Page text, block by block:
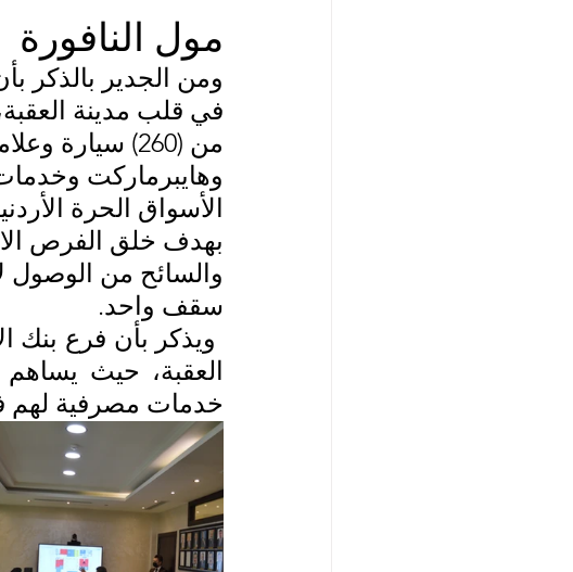
مول النافورة
في قلب مدينة
من (260)
وهايبرماركت
الأسواق الحرة
بهدف خلق الفرص
والسائح من الوصول
سقف واحد.
خدمات مصرفية لهم